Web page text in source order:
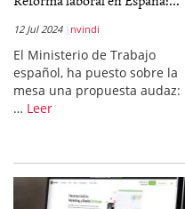
12 Jul 2024 nvindi
El Ministerio de Trabajo
español, ha puesto sobre la
mesa una propuesta audaz:
… Leer